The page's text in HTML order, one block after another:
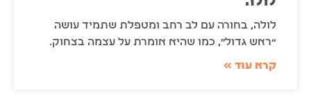
לולה, בחורה עם לב רחב ומטפלת שתמיד עושה
“ראש גדול”, כמו שהיא אומרת על עצמה בצחוק.
קרא עוד »